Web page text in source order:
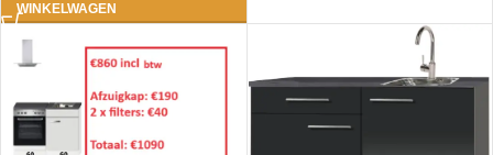
4- Matten - Grijs
WINKELWAGEN